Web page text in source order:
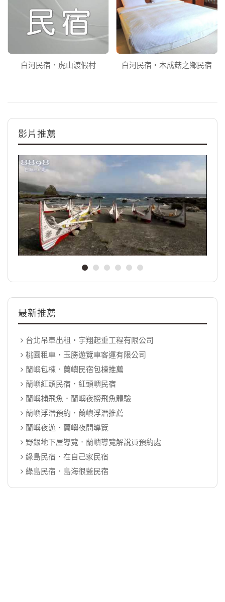
白河民宿．虎山渡假村 白河民宿‧木成菇之鄉民宿
影片推薦
最新推薦
台北吊車出租‧宇翔起重工程有限公司
桃園租車‧玉勝遊覽車客運有限公司
蘭嶼包棟．蘭嶼民宿包棟推薦
蘭嶼紅頭民宿．紅頭嶼民宿
蘭嶼捕飛魚．蘭嶼夜撈飛魚體驗
蘭嶼浮潛預約．蘭嶼浮潛推薦
蘭嶼夜遊．蘭嶼夜間導覽
野銀地下屋導覽．蘭嶼導覽解說員預約處
綠島民宿．在自己家民宿
綠島民宿．島海很藍民宿